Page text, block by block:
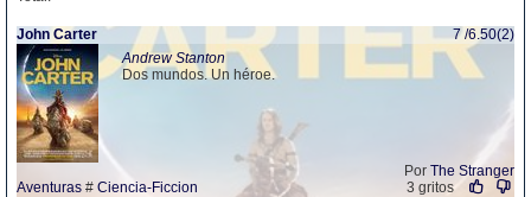
John Carter
7 /6.50(2)
Andrew Stanton
Dos mundos. Un héroe.
Por The Stranger
Aventuras # Ciencia-Ficcion
3 gritos